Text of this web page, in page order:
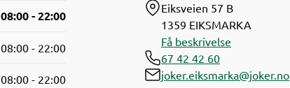
08:00 - 22:00
08:00 - 22:00
08:00 - 22:00
Eiksveien 57 B
1359 EIKSMARKA
Få beskrivelse
67 42 42 60
joker.eiksmarka@joker.no